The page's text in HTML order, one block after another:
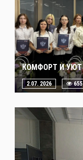
КОМФОРТ И УЮТ
2.07. 2026 655